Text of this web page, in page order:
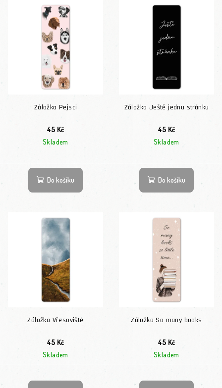
Záložka Pejsci
45 Kč
Skladem
Do košíku
Záložka Ještě jednu stránku
45 Kč
Skladem
Do košíku
Záložka Vřesoviště
45 Kč
Skladem
Záložka So many books
45 Kč
Skladem